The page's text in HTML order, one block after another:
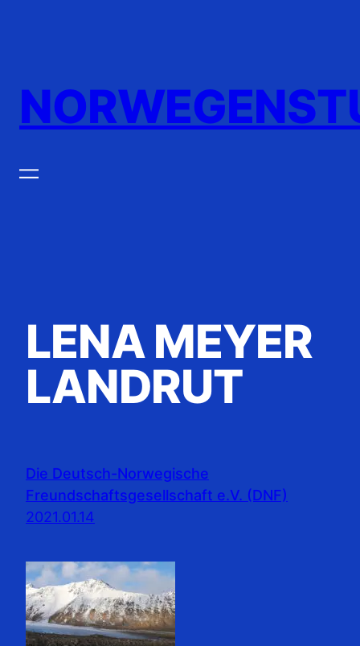
LENA MEYER
LANDRUT
Die Deutsch-Norwegische
Freundschaftsgesellschaft e.V. (DNF)
2021.01.14